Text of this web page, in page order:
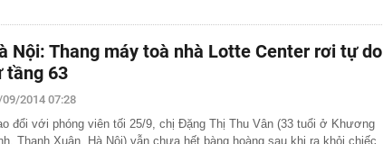
ưu công năng cho ngân sách hạn chế
suất thiết kế, Hà Nội giải bài toán chống ngập ra
Nội: Thang máy toà nhà Lotte Center rơi tự do
tầng 63
2014 07:28
đổi với phóng viên tối 25/9, chị Đặng Thị Thu Vân (33 tuổi ở Khương
Thanh Xuân, Hà Nội) vẫn chưa hết bàng hoàng sau khi ra khỏi chiếc